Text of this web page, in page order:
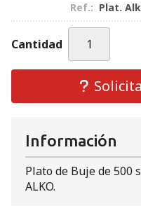
Ref.: Plat.
Cantidad
Información
Plato de Buje de 500
ALKO.